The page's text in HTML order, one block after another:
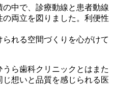
中で、診療動線と患者動線
両立を図りました。利便性
れる空間づくりを心がけて
ら歯科クリニックとはまた
想いと品質を感じられる医